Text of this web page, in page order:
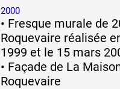
2000
• Fresque murale de
Roquevaire réalisée
1999 et le 15 mars
• Façade de La
Roquevaire